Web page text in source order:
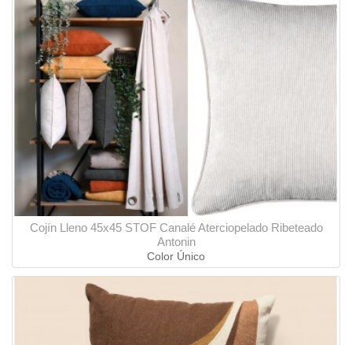
Cojín Lleno 45x45 STOF Canalé Aterciopelado Ribeteado
Antonin
Color Único